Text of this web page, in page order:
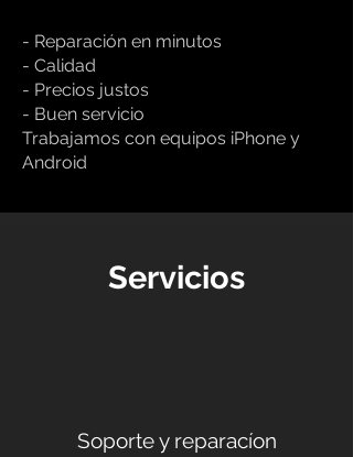
- Reparación en minutos
- Calidad
- Precios justos
- Buen servicio
Trabajamos con equipos iPhone y
Android
Servicios
Soporte y reparacíon